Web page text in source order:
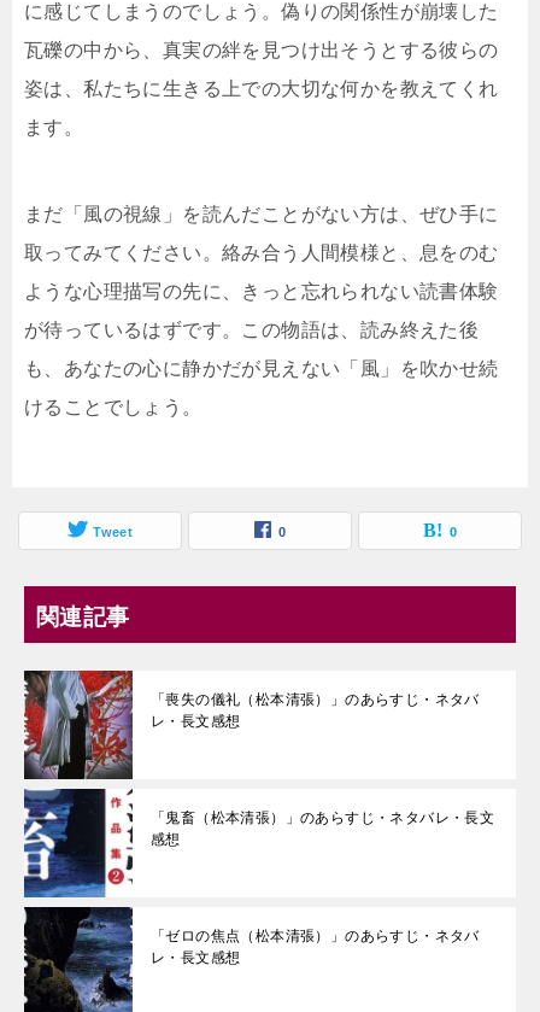
に感じてしまうのでしょう。偽りの関係性が崩壊した
瓦礫の中から、真実の絆を見つけ出そうとする彼らの
姿は、私たちに生きる上での大切な何かを教えてくれ
ます。
まだ「風の視線」を読んだことがない方は、ぜひ手に
取ってみてください。絡み合う人間模様と、息をのむ
ような心理描写の先に、きっと忘れられない読書体験
が待っているはずです。この物語は、読み終えた後
も、あなたの心に静かだが見えない「風」を吹かせ続
けることでしょう。
Tweet 0 0
関連記事
「喪失の儀礼（松本清張）」のあらすじ・ネタバ
レ・長文感想
「鬼畜（松本清張）」のあらすじ・ネタバレ・長文
感想
「ゼロの焦点（松本清張）」のあらすじ・ネタバ
レ・長文感想